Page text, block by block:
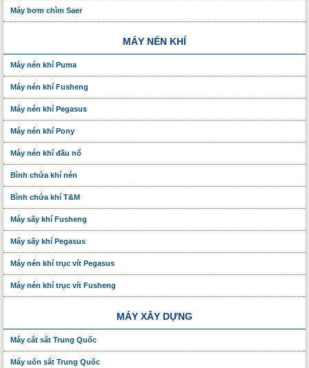
Máy bơm chìm Saer
MÁY NÉN KHÍ
Máy nén khí Puma
Máy nén khí Fusheng
Máy nén khí Pegasus
Máy nén khí Pony
Máy nén khí đầu nổ
Bình chứa khí nén
Bình chứa khí T&M
Máy sấy khí Fusheng
Máy sấy khí Pegasus
Máy nén khí trục vít Pegasus
Máy nén khí trục vít Fusheng
MÁY XÂY DỰNG
Máy cắt sắt Trung Quốc
Máy uốn sắt Trung Quốc